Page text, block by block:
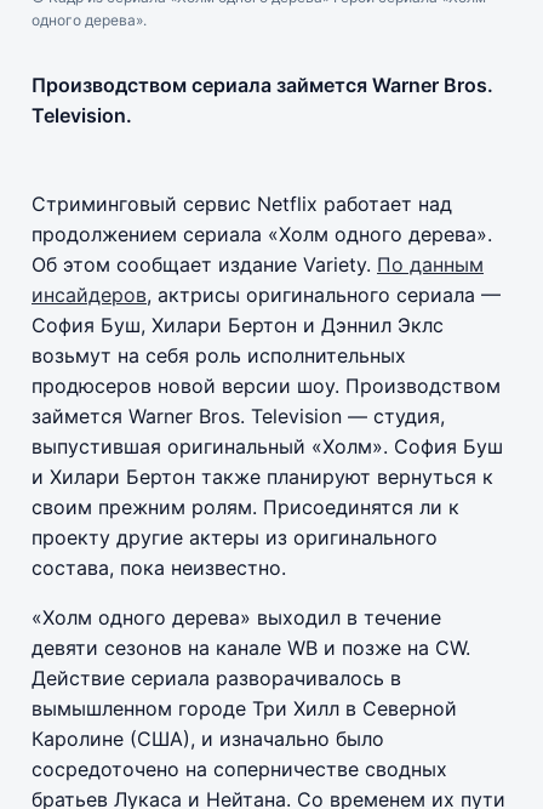
одного дерева».
Производством сериала займется Warner Bros.
Television.
Стриминговый сервис Netflix работает над
продолжением сериала «Холм одного дерева».
Об этом сообщает издание Variety. По данным
инсайдеров, актрисы оригинального сериала —
София Буш, Хилари Бертон и Дэннил Эклс
возьмут на себя роль исполнительных
продюсеров новой версии шоу. Производством
займется Warner Bros. Television — студия,
выпустившая оригинальный «Холм». София Буш
и Хилари Бертон также планируют вернуться к
своим прежним ролям. Присоединятся ли к
проекту другие актеры из оригинального
состава, пока неизвестно.
«Холм одного дерева» выходил в течение
девяти сезонов на канале WB и позже на CW.
Действие сериала разворачивалось в
вымышленном городе Три Хилл в Северной
Каролине (США), и изначально было
сосредоточено на соперничестве сводных
братьев Лукаса и Нейтана. Со временем их пути